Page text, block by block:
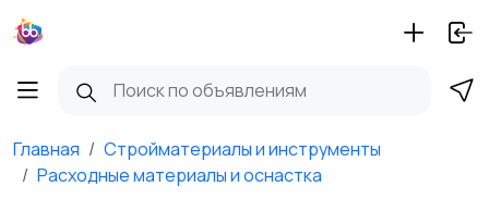
Главная
Стройматериалы и инструменты
Расходные материалы и оснастка